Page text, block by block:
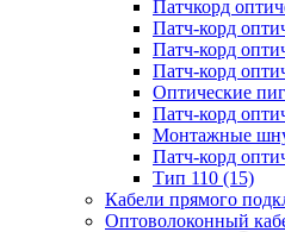
Патчкорд
Патч-корд
Патч-корд
Патч-корд
Оптические
Патч-корд
Монтажные
Патч-корд
Тип 110 (15)
Кабели прямого
Оптоволоконный